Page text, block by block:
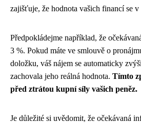
zajišťuje, že hodnota vašich financí se v
Předpokládejme například, že
3 %. Pokud máte ve smlouvě o
doložku, váš nájem se automaticky
zachovala jeho reálná hodnota. Tímto
před ztrátou kupní síly vašich peněz.
Je důležité si uvědomit, že očekávaná